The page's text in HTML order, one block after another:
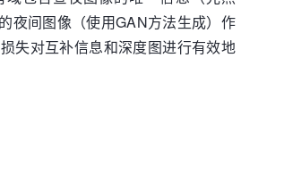
夜间图像（使用GAN方法生成）作
失对互补信息和深度图进行有效地